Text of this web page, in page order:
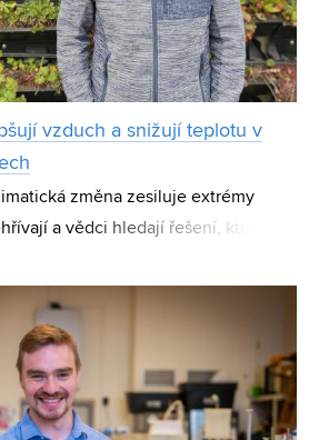
vzduch a snižují teplotu v
změna zesiluje extrémy
a vědci hledají řešení, které
stavitelství Fakulty staveb